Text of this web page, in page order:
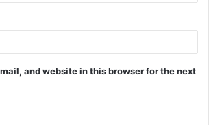
and website in this browser for the next